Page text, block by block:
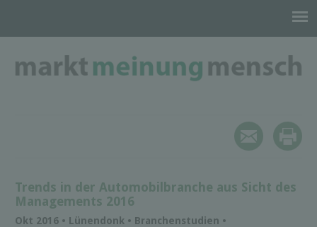
Trends in der Automobilbranche aus Sicht des
Managements 2016
Okt 2016 • Lünendonk • Branchenstudien •